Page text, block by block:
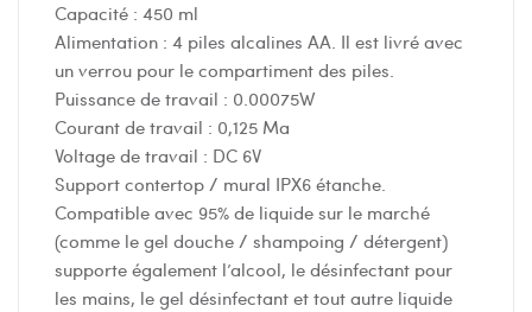
Capacité : 450 ml
Alimentation : 4 piles alcalines AA. Il est livré avec
un verrou pour le compartiment des piles.
Puissance de travail : 0.00075W
Courant de travail : 0,125 Ma
Voltage de travail : DC 6V
Support contertop / mural IPX6 étanche.
Compatible avec 95% de liquide sur le marché
(comme le gel douche / shampoing / détergent)
supporte également l’alcool, le désinfectant pour
les mains, le gel désinfectant et tout autre liquide